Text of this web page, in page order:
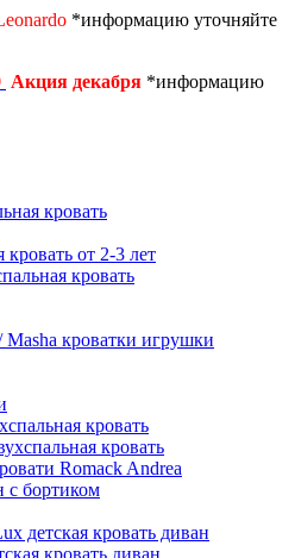
*информацию уточняйте
Акция декабря *информацию
кровать
кровать от 2-3 лет
кровать
кроватки игрушки
кровать
кровать
Romack Andrea
с бортиком
детская кровать диван
кровать диван